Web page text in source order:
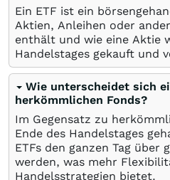
Ein ETF ist ein
Aktien, Anleihen oder
enthält und wie eine Aktie
Handelstages gekauft und
Wie unterscheidet sich
herkömmlichen Fonds?
Im Gegensatz zu
Ende des Handelstages
ETFs den ganzen Tag über
werden, was mehr
Handelsstrategien bietet.